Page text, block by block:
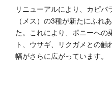
リニューアルにより、カピ
（メス）の3種が新たにふれ
た。これにより、ポニーへの
ト、ウサギ、リクガメとの
幅がさらに広がっています。